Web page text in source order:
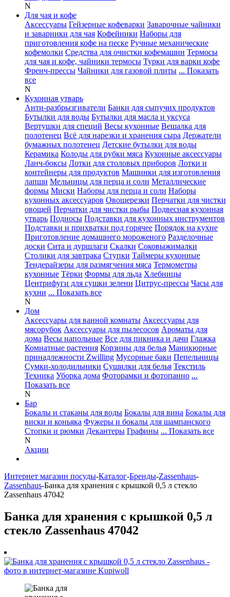
N
Для чая и кофе
Аксессуары Гейзерные кофеварки Заварочные чайники
и заварники для чая Кофейники Наборы для
приготовления кофе на песке Ручные механические
кофемолки Средства для очистки кофемашин Термосы
для чая и кофе, чайники термосы Турки для варки кофе
Френч-прессы Чайники для газовой плиты ... Показать
все
N
Кухонная утварь
Анти-разбрызгиватели Банки для сыпучих продуктов
Бутылки для воды Бутылки для масла и уксуса
Вертушки для специй Весы кухонные Вешалка для
полотенец Всё для нарезки и хранения сыра Держатели
бумажных полотенец Детские бутылки для воды
Керамика Колоды для рубки мяса Кухонные аксессуары
Ланч-боксы Лотки для столовых приборов Лотки и
контейнеры для продуктов Машинки для изготовления
лапши Мельницы для перца и соли Металлические
формы Миски Наборы для перца и соли Наборы
кухонных аксессуаров Овощерезки Перчатки для чистки
овощей Перчатки для чистки рыбы Подвесная кухонная
утварь Подносы Подставки для кухонных инструментов
Подставки и прихватки под горячее Порядок на кухне
Приготовление домашнего мороженого Разделочные
доски Сита и дуршлаги Скалки Соковыжималки
Столики для завтрака Ступки Таймеры кухонные
Тендерайзеры для размягчения мяса Термометры
кухонные Тёрки Формы для льда Хлебницы
Центрифуги для сушки зелени Цитрус-прессы Часы для
кухни ... Показать все
N
Дом
Аксессуары для ванной комнаты Аксессуары для
мясорубок Аксессуары для пылесосов Ароматы для
дома Весы напольные Все для пикника и дачи Глажка
Комнатные растения Корзины для белья Маникюрные
принадлежности Zwilling Мусорные баки Пепельницы
Сумки-холодильники Сушилки для белья Текстиль
Техника Уборка дома Фоторамки и фотопанно ...
Показать все
N
Бар
Бокалы и стаканы для воды Бокалы для вина Бокалы для
виски и коньяка Фужеры и бокалы для шампанского
Стопки и рюмки Декантеры Графины ... Показать все
N
Акции
Интернет магазин посуды-Каталог-Бренды-Zassenhaus-
Zassenhaus-Банка для хранения с крышкой 0,5 л стекло
Zassenhaus 47042
Банка для хранения с крышкой 0,5 л
стекло Zassenhaus 47042